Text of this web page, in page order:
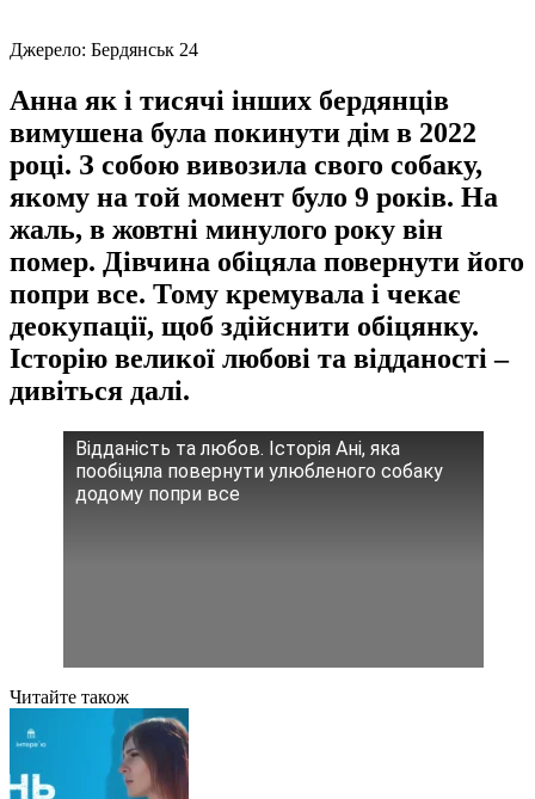
Джерело: Бердянськ 24
Анна як і тисячі інших бердянців
вимушена була покинути дім в 2022
році. З собою вивозила свого собаку,
якому на той момент було 9 років. На
жаль, в жовтні минулого року він
помер. Дівчина обіцяла повернути його
попри все. Тому кремувала і чекає
деокупації, щоб здійснити обіцянку.
Історію великої любові та відданості –
дивіться далі.
Відданість та любов. Історія Ані, яка
пообіцяла повернути улюбленого собаку
додому попри все
Читайте також